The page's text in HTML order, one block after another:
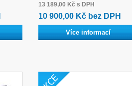
13 189,00 Kč s DPH
10 900,00 Kč bez DPH
Více informací